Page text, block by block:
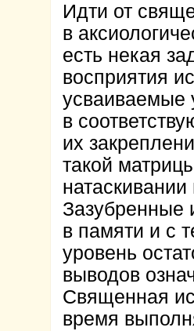
Идти от
в
есть некая
восприятия
усваиваемые
в
их
такой
Зазубренные
в памяти и с
уровень
выводов
Священная
время